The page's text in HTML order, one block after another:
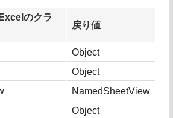
のクラ
戻り値
Object
Object
NamedSheetView
Object